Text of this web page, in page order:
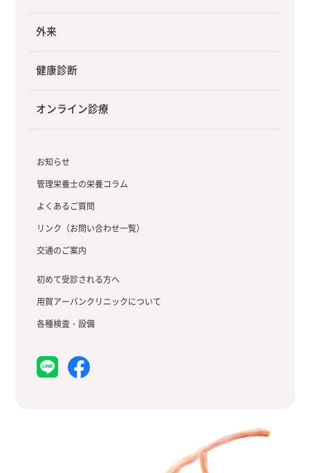
外来
健康診断
オンライン診療
お知らせ
管理栄養士の栄養コラム
よくあるご質問
リンク（お問い合わせ一覧）
交通のご案内
初めて受診される方へ
用賀アーバンクリニックについて
各種検査・設備